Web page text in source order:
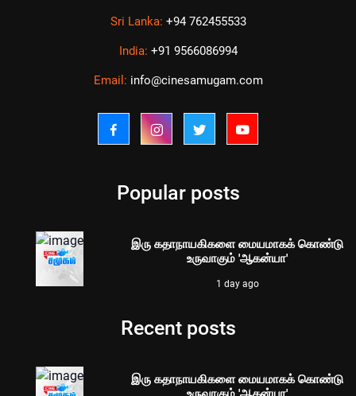
Sri Lanka: +94 762455533
India: +91 9566086994
Email: info@cinesamugam.com
Popular posts
இரு கதாநாயகிகளை மையமாகக் கொண்டு
உருவாகும் 'ஆகன்யா'
1 day ago
Recent posts
இரு கதாநாயகிகளை மையமாகக் கொண்டு